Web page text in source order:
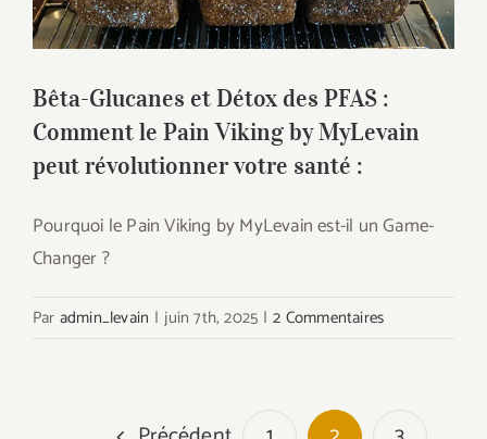
peut révolutionner votre santé :
Bêta-Glucanes et Détox des PFAS :
Comment le Pain Viking by MyLevain
peut révolutionner votre santé :
Pourquoi le Pain Viking by MyLevain est-il un Game-
Changer ?
Par admin_levain | juin 7th, 2025 | 2 Commentaires